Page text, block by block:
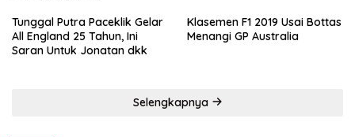
Tunggal Putra Paceklik Gelar
All England 25 Tahun, Ini
Saran Untuk Jonatan dkk
Klasemen F1 2019 Usai Bottas
Menangi GP Australia
Selengkapnya